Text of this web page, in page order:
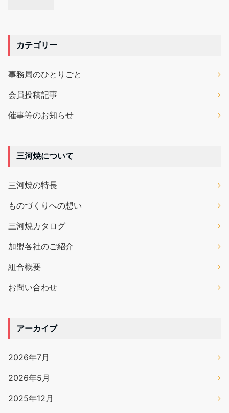
カテゴリー
事務局のひとりごと
会員投稿記事
催事等のお知らせ
三河焼について
三河焼の特長
ものづくりへの想い
三河焼カタログ
加盟各社のご紹介
組合概要
お問い合わせ
アーカイブ
2026年7月
2026年5月
2025年12月